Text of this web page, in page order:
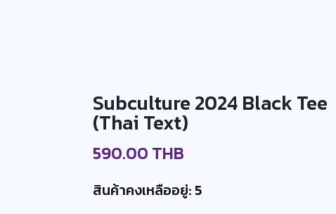
Subculture 2024 Black Tee
(Thai Text)
590.00 THB
สินค้าคงเหลืออยู่: 5